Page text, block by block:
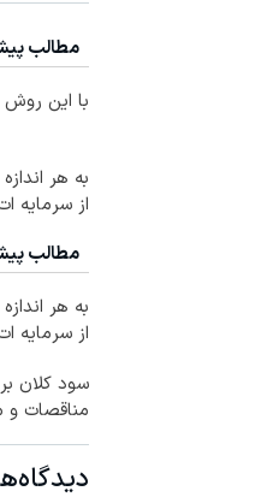
مطالب
با این روش 10 سال جوانتر به نظر میای!!!
به هر
از سرمایه
مطالب
به هر
از سرمایه
سود کلان
مناقصات و